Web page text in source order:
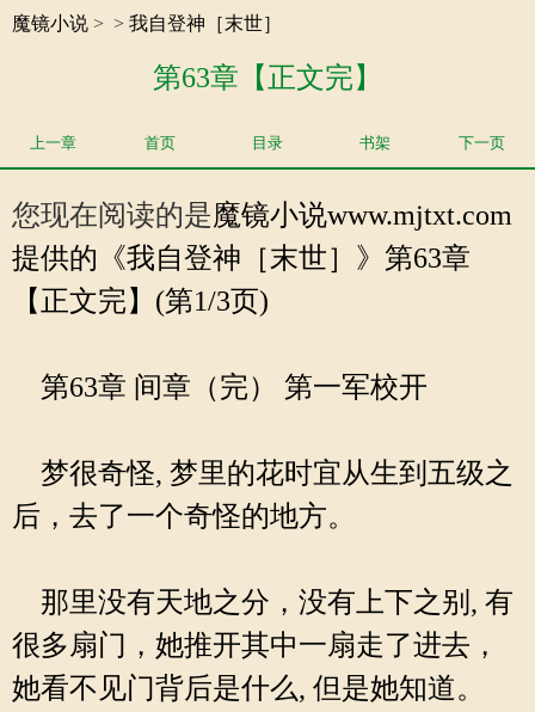
魔镜小说 > > 我自登神［末世］
第63章【正文完】
上一章 首页 目录 书架 下一页
您现在阅读的是魔镜小说www.mjtxt.com
提供的《我自登神［末世］》第63章
【正文完】(第1/3页)
第63章 间章（完） 第一军校开
梦很奇怪, 梦里的花时宜从生到五级之
后，去了一个奇怪的地方。
那里没有天地之分，没有上下之别, 有
很多扇门，她推开其中一扇走了进去，
她看不见门背后是什么, 但是她知道。